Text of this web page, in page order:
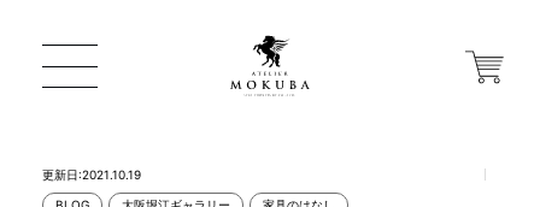
更新日:2021.10.19